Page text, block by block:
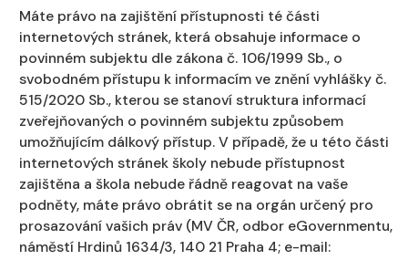
Máte právo na zajištění přístupnosti té části
internetových stránek, která obsahuje informace o
povinném subjektu dle zákona č. 106/1999 Sb., o
svobodném přístupu k informacím ve znění vyhlášky č.
515/2020 Sb., kterou se stanoví struktura informací
zveřejňovaných o povinném subjektu způsobem
umožňujícím dálkový přístup. V případě, že u této části
internetových stránek školy nebude přístupnost
zajištěna a škola nebude řádně reagovat na vaše
podněty, máte právo obrátit se na orgán určený pro
prosazování vašich práv (MV ČR, odbor eGovernmentu,
náměstí Hrdinů 1634/3, 140 21 Praha 4; e-mail: